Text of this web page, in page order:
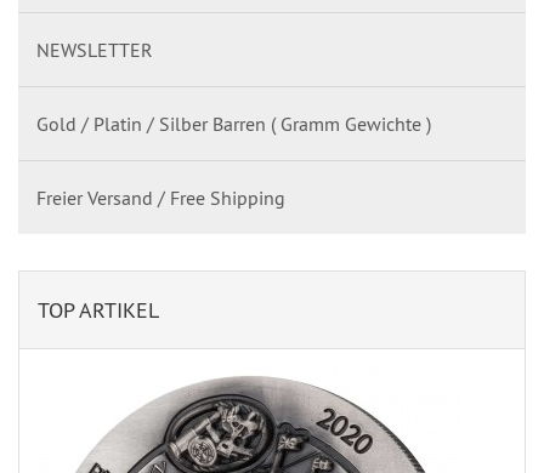
NEWSLETTER
Gold / Platin / Silber Barren ( Gramm Gewichte )
Freier Versand / Free Shipping
TOP ARTIKEL